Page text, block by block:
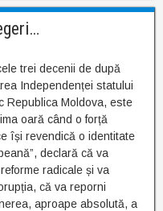
trei decenii de după
Independenței statului
Republica Moldova, este
oară când o forță
își revendică o identitate
declară că va
radicale și va
că va reporni
aproape absolută, a